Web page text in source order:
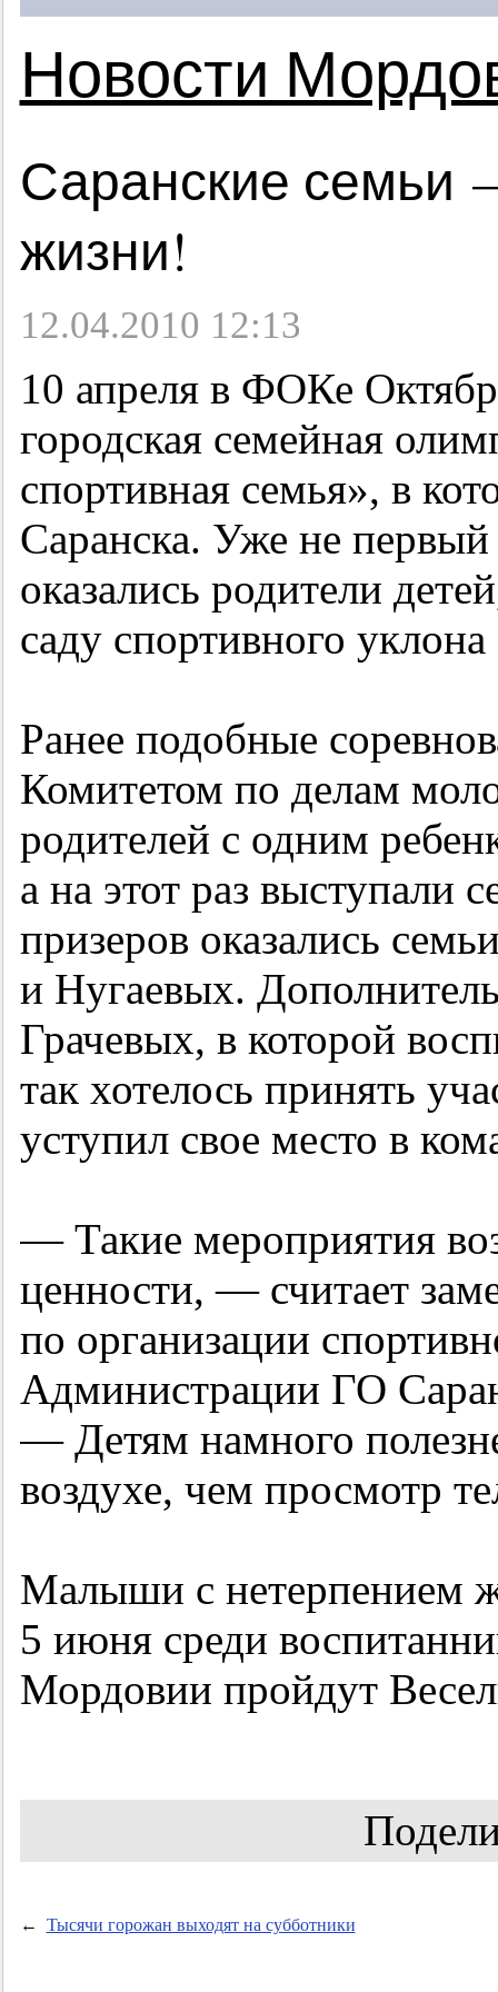
Новости
Саранские семьи
жизни!
12.04.2010 12:13
10 апреля в ФОКе
городская семейная
спортивная семья», в
Саранска. Уже не
оказались родители
саду спортивного
Ранее подобные
Комитетом по делам
родителей с одним
а на этот раз выступали
призеров оказались
и Нугаевых.
Грачевых, в которой
так хотелось принять
уступил свое место в
— Такие мероприятия
ценности, — считает
по организации
Администрации ГО
— Детям намного
воздухе, чем просмотр
Малыши с нетерпением
5 июня среди
Мордовии пройдут
← Тысячи горожан выходят на субботники